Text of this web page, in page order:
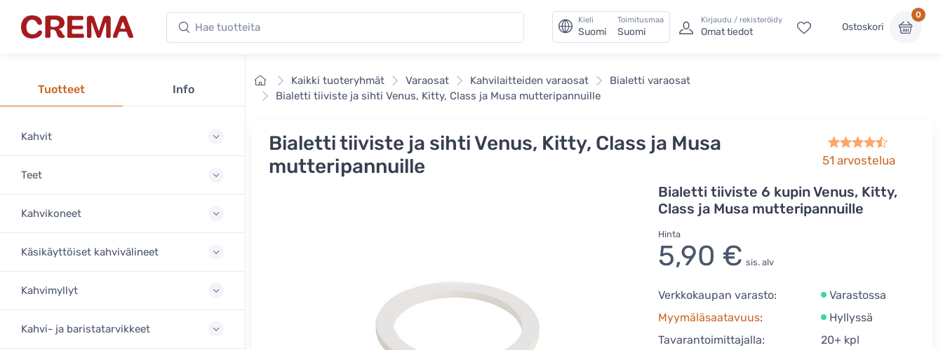
Crema Hae tuotteita Kieli
Suomi
Toimitusmaa
Suomi
Kirjaudu / rekisteröidy
Omat tiedot Ostoskori
0
Tuotteet Info
Kahvit
Teet
Kahvikoneet
Käsikäyttöiset kahvivälineet
Kahvimyllyt
Kahvi- ja baristatarvikkeet
EtusivuKaikki tuoteryhmät Varaosat Kahvilaitteiden varaosat
Bialetti varaosat
Bialetti tiiviste ja sihti Venus, Kitty, Class ja Musa mutteripannuille
Bialetti tiiviste ja sihti Venus, Kitty, Class ja Musa
mutteripannuille
51arvostelua
Bialetti tiiviste 6 kupin Venus, Kitty,
Class ja Musa mutteripannuille
Hinta
5,90 € sis. alv
Verkkokaupan varasto:
Varastossa
Myymäläsaatavuus:
Hyllyssä
Tavarantoimittajalla:
20+ kpl